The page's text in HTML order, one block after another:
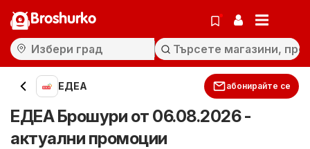
Broshurko
ЕДЕА абонирайте се
ЕДЕА Брошури от 06.08.2026 -
актуални промоции